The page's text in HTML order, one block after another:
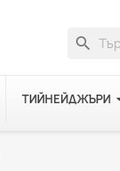
search
ТИЙНЕЙДЖЪРИ